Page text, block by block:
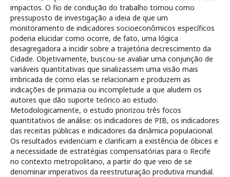
impactos. O fio de condução do trabalho tomou como
pressuposto de investigação a ideia de que um
monitoramento de indicadores socioeconômicos específicos
poderia elucidar como ocorre, de fato, uma lógica
desagregadora a incidir sobre a trajetória decrescimento da
Cidade. Objetivamente, buscou-se avaliar uma conjunção de
variáveis quantitativas que sinalizassem uma visão mais
imbricada de como elas se relacionam e produzem as
indicações de primazia ou incompletude a que aludem os
autores que dão suporte teórico ao estudo.
Metodologicamente, o estudo priorizou três focos
quantitativos de análise: os indicadores de PIB, os indicadores
das receitas públicas e indicadores da dinâmica populacional.
Os resultados evidenciam e clarificam a existência de óbices e
a necessidade de estratégias compensatórias para o Recife
no contexto metropolitano, a partir do que veio de se
denominar imperativos da reestruturação produtiva mundial.